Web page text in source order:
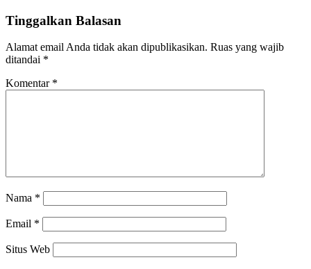
Tinggalkan Balasan
Alamat email Anda tidak akan dipublikasikan. Ruas yang wajib
ditandai *
Komentar *
Nama *
Email *
Situs Web